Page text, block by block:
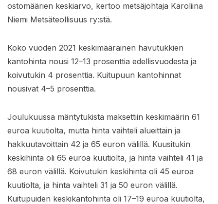
ostomäärien keskiarvo, kertoo metsäjohtaja Karoliina
Niemi Metsäteollisuus ry:stä.
Koko vuoden 2021 keskimääräinen havutukkien
kantohinta nousi 12–13 prosenttia edellisvuodesta ja
koivutukin 4 prosenttia. Kuitupuun kantohinnat
nousivat 4–5 prosenttia.
Joulukuussa mäntytukista maksettiin keskimäärin 61
euroa kuutiolta, mutta hinta vaihteli alueittain ja
hakkuutavoittain 42 ja 65 euron välillä. Kuusitukin
keskihinta oli 65 euroa kuutiolta, ja hinta vaihteli 41 ja
68 euron välillä. Koivutukin keskihinta oli 45 euroa
kuutiolta, ja hinta vaihteli 31 ja 50 euron välillä.
Kuitupuiden keskikantohinta oli 17–19 euroa kuutiolta,